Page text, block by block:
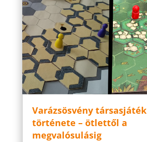
Varázsösvény társasjáték
története – ötlettől a
megvalósulásig